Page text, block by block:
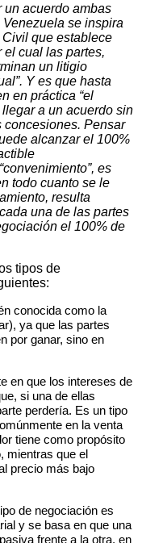
un acuerdo ambas
se inspira
que establece
el cual las partes,
un litigio
Y es que hasta
en práctica “el
a un acuerdo sin
concesiones. Pensar
alcanzar el 100%
es
todo cuanto se le
resulta
una de las partes
el 100% de
tipos de
conocida como la
ya que las partes
por ganar, sino en
en que los intereses de
si una de ellas
perdería. Es un tipo
en la venta
tiene como propósito
mientras que el
precio más bajo
de negociación es
y se basa en que una
frente a la otra, en